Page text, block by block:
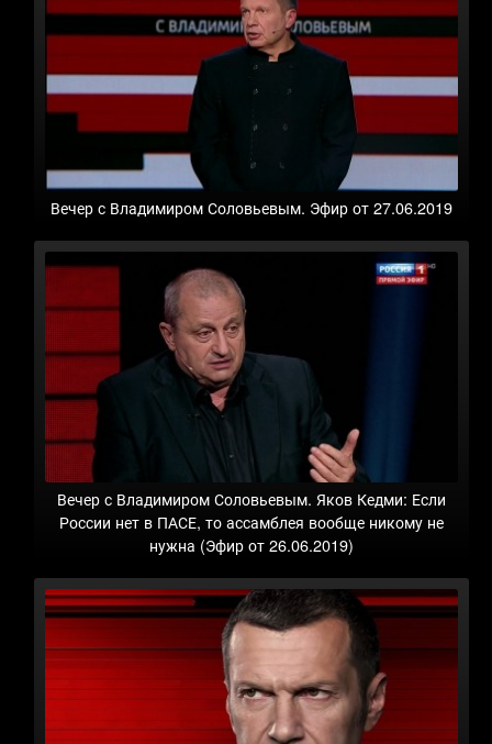
Вечер с Владимиром Соловьевым. Эфир от 27.06.2019
Вечер с Владимиром Соловьевым. Яков Кедми: Если
России нет в ПАСЕ, то ассамблея вообще никому не
нужна (Эфир от 26.06.2019)